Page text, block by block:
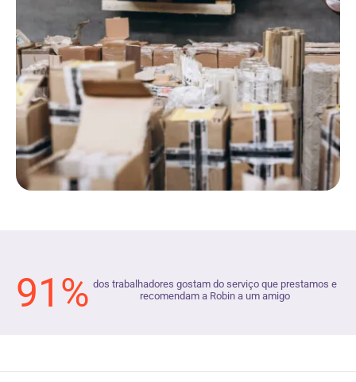
91% dos trabalhadores gostam do serviço que prestamos e
recomendam a Robin a um amigo